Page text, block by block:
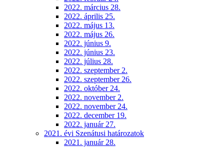
2022. március 28.
2022. április 25.
2022. május 13.
2022. május 26.
2022. június 9.
2022. június 23.
2022. július 28.
2022. szeptember 2.
2022. szeptember 26.
2022. október 24.
2022. november 2.
2022. november 24.
2022. december 19.
2022. január 27.
2021. évi Szenátusi határozatok
2021. január 28.